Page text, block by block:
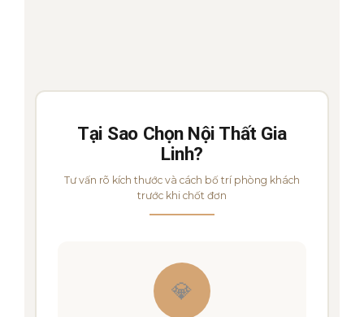
Tại Sao Chọn Nội Thất Gia
Linh?
Tư vấn rõ kích thước và cách bố trí phòng khách
trước khi chốt đơn
💎